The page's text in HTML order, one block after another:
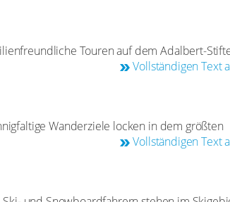
großen Tierfreigelände können Besucher auf
und ihre ökologische Bedeutung
Touren auf dem Adalbert-
Strecken für Mountainbike-Freaks: die
Vollständigen Text
Wanderziele locken in dem größten
Schwierigkeitsgraden, vom gemütlichen
Arber. Überall können sie auf gut
genießen.
Vollständigen Text